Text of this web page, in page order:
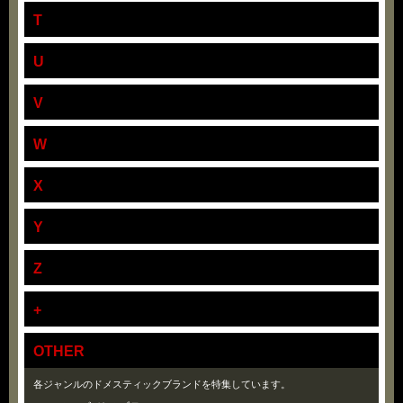
T
U
V
W
X
Y
Z
+
OTHER
各ジャンルのドメスティックブランドを特集しています。